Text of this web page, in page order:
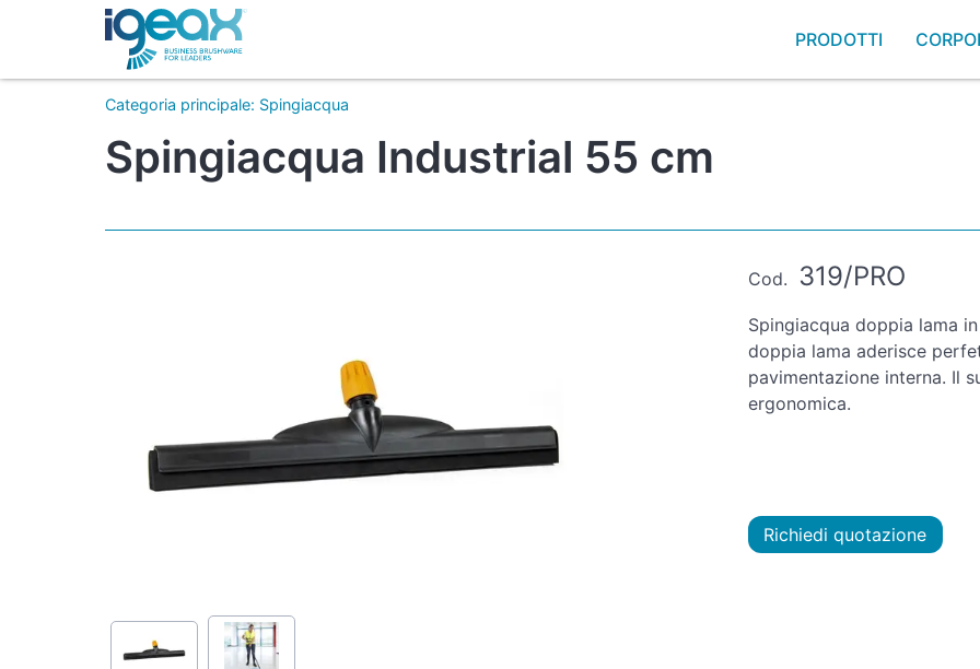
PRODOTTI
Categoria principale: Spingiacqua
Spingiacqua Industrial 55 cm
Cod. 319/PRO
Spingiacqua doppia lama
doppia lama aderisce
pavimentazione interna. Il
ergonomica.
Richiedi quotazione